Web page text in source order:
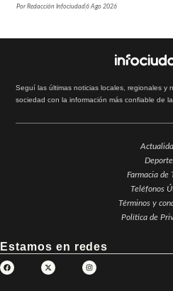
PorRedacción Infociudad6 Ago 2026
Seguí las últimas noticias locales, regionales y
sociedad con la información más confiable de
Deporte
Farmacia de
Teléfonos
Términos y
Política de
Estamos en redes